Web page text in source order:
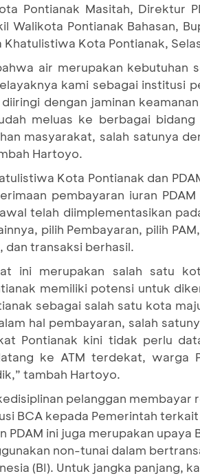
Pontianak Masitah, Direktur
Walikota Pontianak Bahasan,
Kota Pontianak,
air merupakan kebutuhan
kami sebagai institusi
dengan jaminan
meluas ke berbagai
masyarakat, salah satunya
Hartoyo.
Kota Pontianak dan
pembayaran iuran PDAM
telah diimplementasikan
pilih Pembayaran, pilih
dan transaksi berhasil.
ini merupakan salah satu
memiliki potensi untuk
sebagai salah satu kota
hal pembayaran, salah
Pontianak kini tidak perlu
ke ATM terdekat, warga
tambah Hartoyo.
pelanggan membayar
BCA kepada Pemerintah
PDAM ini juga merupakan
non-tunai dalam
(BI). Untuk jangka panjang,